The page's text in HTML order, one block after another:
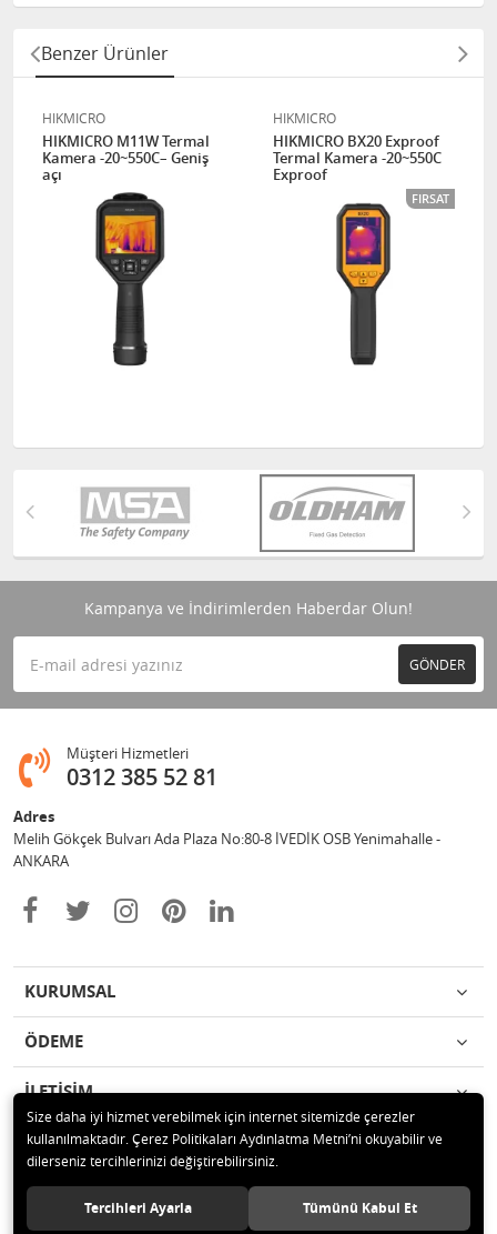
Benzer Ürünler
HIKMICRO
HIKMICRO M11W Termal
Kamera -20~550C– Geniş
açı
HIKMICRO
HIKMICRO BX20 Exproof
Termal Kamera -20~550C
Exproof
FIRSAT
Kampanya ve İndirimlerden Haberdar Olun!
GÖNDER
Müşteri Hizmetleri
0312 385 52 81
Adres
Melih Gökçek Bulvarı Ada Plaza No:80-8 İVEDİK OSB Yenimahalle -
ANKARA
KURUMSAL
ÖDEME
İLETİŞİM
© 2020 ESA ÖLÇÜM VE TEST CİHAZLARI ELEKTRONİK SAN TİC LTD ŞTİ
Tüm hakları saklıdır.
Size daha iyi hizmet verebilmek için internet sitemizde çerezler
kullanılmaktadır. Çerez Politikaları Aydınlatma Metni’ni okuyabilir ve
dilerseniz tercihlerinizi değiştirebilirsiniz.
Tercihleri Ayarla Tümünü Kabul Et